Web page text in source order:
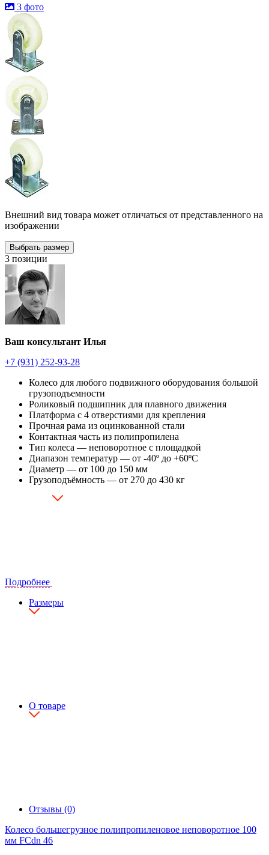
3 фото
Внешний вид товара может отличаться от представленного на
изображении
Выбрать размер
3 позиции
Ваш консультант Илья
+7 (931) 252-93-28
Колесо для любого подвижного оборудования большой
грузоподъемности
Роликовый подшипник для плавного движения
Платформа с 4 отверстиями для крепления
Прочная рама из оцинкованной стали
Контактная часть из полипропилена
Тип колеса — неповоротное с площадкой
Диапазон температур — от -40º до +60ºC
Диаметр — от 100 до 150 мм
Грузоподъёмность — от 270 до 430 кг
Подробнее
Размеры
О товаре
Отзывы (0)
Колесо большегрузное полипропиленовое неповоротное 100
мм FCdn 46